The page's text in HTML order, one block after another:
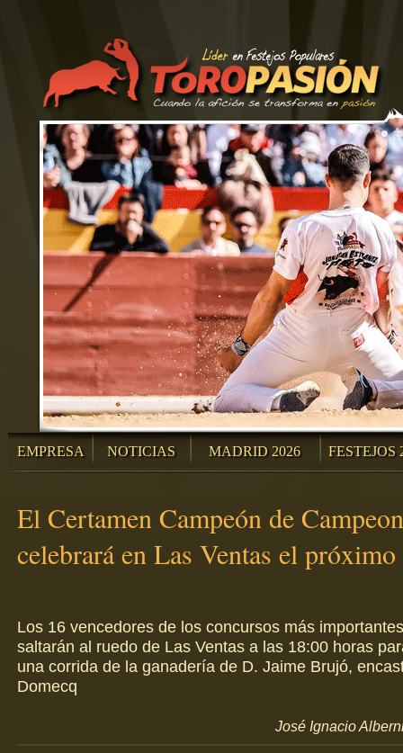
EMPRESA NOTICIAS MADRID 2026 FESTEJOS
El Certamen Campeón de
celebrará en Las Ventas el
Los 16 vencedores de los concursos más
saltarán al ruedo de Las Ventas a las 18:00 horas
una corrida de la ganadería de D. Jaime Brujó,
Domecq
José Ignacio